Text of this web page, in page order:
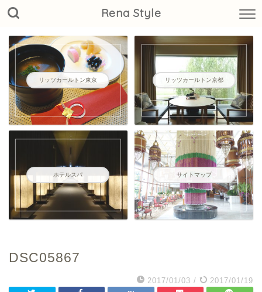
Rena Style
リッツカールトン東京 リッツカールトン京都
ホテルスパ サイトマップ
DSC05867
2017/01/03 / 2017/01/19